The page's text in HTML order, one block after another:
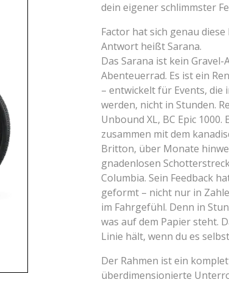
dein eigener schlimmster
Factor hat sich genau
Antwort heißt Sarana.
Das Sarana ist kein
Abenteuerrad. Es ist ein
– entwickelt für Events, die
werden, nicht in Stunden.
Unbound XL, BC Epic 1000.
zusammen mit dem
Britton, über Monate
gnadenlosen
Columbia. Sein Feedback
geformt – nicht nur in
im Fahrgefühl. Denn in
was auf dem Papier steht.
Linie hält, wenn du es
Der Rahmen ist ein
überdimensionierte